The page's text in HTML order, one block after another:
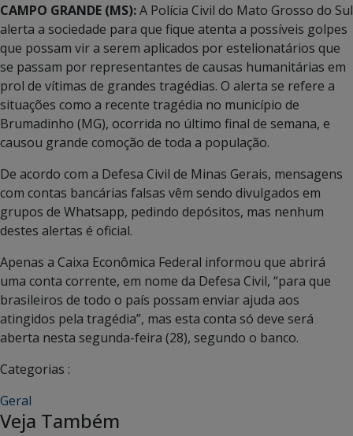
CAMPO GRANDE (MS):A Polícia Civil do Mato Grosso do Sul
alerta a sociedade para que fique atenta a possíveis golpes
que possam vir a serem aplicados por estelionatários que
se passam por representantes de causas humanitárias em
prol de vítimas de grandes tragédias. O alerta se refere a
situações como a recente tragédia no município de
Brumadinho (MG), ocorrida no último final de semana, e
causou grande comoção de toda a população.
De acordo com a Defesa Civil de Minas Gerais, mensagens
com contas bancárias falsas vêm sendo divulgados em
grupos de Whatsapp, pedindo depósitos, mas nenhum
destes alertas é oficial.
Apenas a Caixa Econômica Federal informou que abrirá
uma conta corrente, em nome da Defesa Civil, “para que
brasileiros de todo o país possam enviar ajuda aos
atingidos pela tragédia”, mas esta conta só deve será
aberta nesta segunda-feira (28), segundo o banco.
Categorias :
Geral
Veja Também